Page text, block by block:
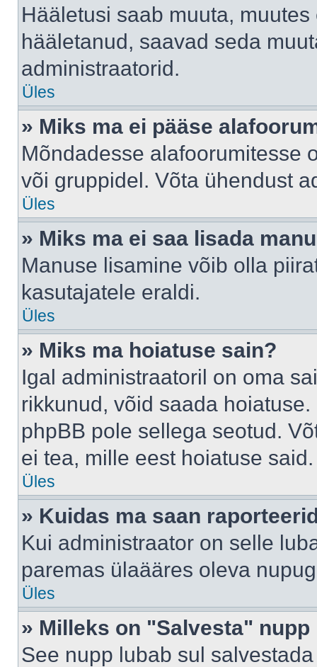
Hääletusi saab muuta,
hääletanud, saavad seda
administraatorid.
Üles
» Miks ma ei pääse
Mõndadesse alafoorumitesse
või gruppidel. Võta ühendust
Üles
» Miks ma ei saa lisada
Manuse lisamine võib olla
kasutajatele eraldi.
Üles
» Miks ma hoiatuse sain?
Igal administraatoril on oma
rikkunud, võid saada
phpBB pole sellega seotud.
ei tea, mille eest hoiatuse said.
Üles
» Kuidas ma saan
Kui administraator on selle
paremas ülaääres oleva
Üles
» Milleks on "Salvesta"
See nupp lubab sul